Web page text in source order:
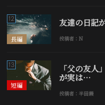
長編
12 友達の日記
投稿者：N
短編
13 「父の友人
が実は…
投稿者：半田鏝